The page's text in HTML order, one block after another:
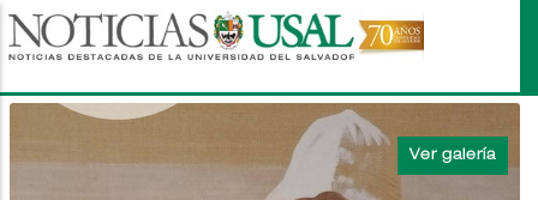
Pasar
al
principal